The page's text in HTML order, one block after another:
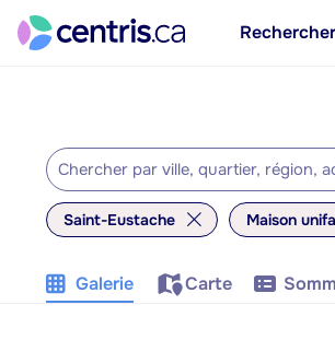
Rechercher
Saint-Eustache Maison
Galerie Carte